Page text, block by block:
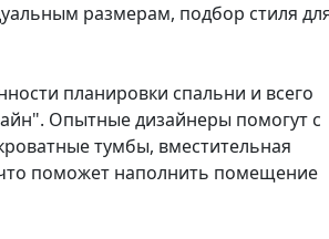
размерам, подбор стиля
планировки спальни и всего
Опытные дизайнеры помогут с
тумбы, вместительная
поможет наполнить помещение